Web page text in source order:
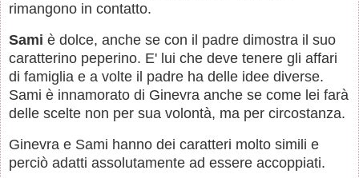
rimangono in contatto.
Sami è dolce, anche se con il padre dimostra il suo
caratterino peperino. E' lui che deve tenere gli affari
di famiglia e a volte il padre ha delle idee diverse.
Sami è innamorato di Ginevra anche se come lei farà
delle scelte non per sua volontà, ma per circostanza.
Ginevra e Sami hanno dei caratteri molto simili e
perciò adatti assolutamente ad essere accoppiati.